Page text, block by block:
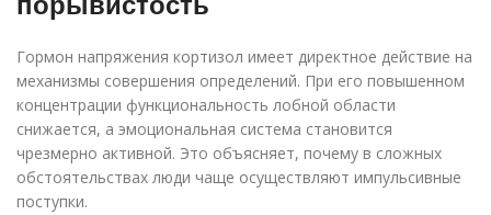
Гормон напряжения кортизол имеет директное действие на
механизмы совершения определений. При его повышенном
концентрации функциональность лобной области
снижается, а эмоциональная система становится
чрезмерно активной. Это объясняет, почему в сложных
обстоятельствах люди чаще осуществляют импульсивные
поступки.